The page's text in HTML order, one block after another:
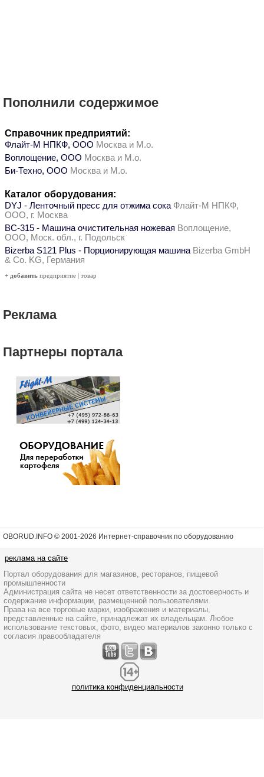
Пополнили содержимое
Справочник предприятий:
Флайт-М НПКФ, ООО Москва и М.о.
Воплощение, ООО Москва и М.о.
Би-Техно, ООО Москва и М.о.
Каталог оборудования:
DYJ - Ленточный пресс для отжима сока Флайт-М НПКФ,
ООО, г. Москва
ВС-315 - Машина очистительная ножевая Воплощение,
ООО, Моск. обл., г. Подольск
Bizerba S121 Plus - Порционирующая машина Bizerba GmbH
& Co. KG, Германия
+ добавить предприятие | товар
Реклама
Партнеры портала
OBORUD.INFO © 2001-2026 Интернет-справочник по оборудованию
реклама на сайте
Портал оборудования для магазинов, ресторанов, пищевой
промышленности
Администрация сайта не несет ответственности за достоверность и
содержание информации, размещенной пользователями.
Права на все торговые марки, изображения и материалы,
представленные на сайте, принадлежат их владельцам. Любое
использование текстовых, фото, видео материалов законно только с
согласия правообладателя
политика конфиденциальности